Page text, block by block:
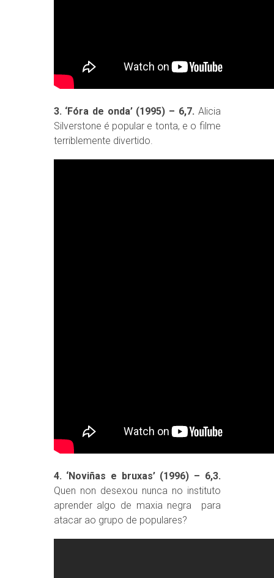
3. ‘Fóra de onda’ (1995) – 6,7. Alicia
Silverstone é popular e tonta, e o filme
terriblemente divertido.
4. ‘Noviñas e bruxas’ (1996) – 6,3.
Quen non desexou nunca no instituto
aprender algo de maxia negra para
atacar ao grupo de populares?